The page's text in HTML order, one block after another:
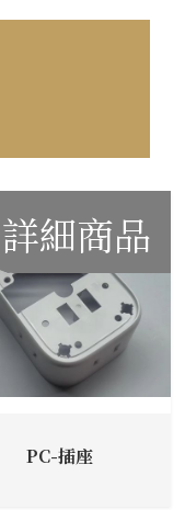
詳細商品
PC-插座